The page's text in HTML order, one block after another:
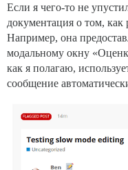
Если я чего-то не
документация о том, как
Например, она
модальному окну
как я полагаю,
сообщение